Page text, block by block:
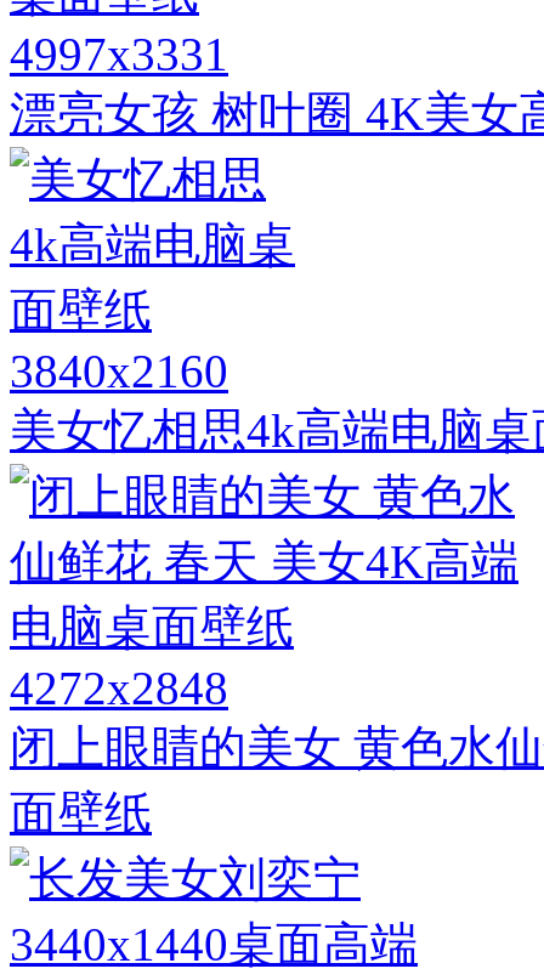
4997x3331
漂亮女孩 树叶圈 4K美女
3840x2160
美女忆相思4k高端电脑
4272x2848
闭上眼睛的美女 黄色水
面壁纸